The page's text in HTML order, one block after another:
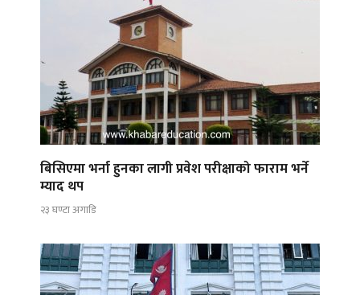
बिसिएमा भर्ना हुनका लागी प्रवेश परीक्षाको फाराम भर्ने
म्याद थप
२३ घण्टा अगाडि